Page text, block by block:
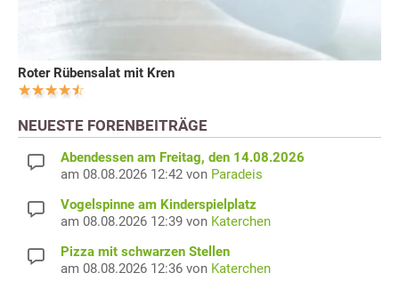
Roter Rübensalat mit Kren
NEUESTE FORENBEITRÄGE
Abendessen am Freitag, den 14.08.2026
am 08.08.2026 12:42 von Paradeis
Vogelspinne am Kinderspielplatz
am 08.08.2026 12:39 von Katerchen
Pizza mit schwarzen Stellen
am 08.08.2026 12:36 von Katerchen